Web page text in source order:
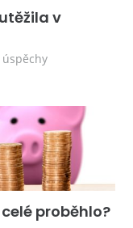
v
úspěchy
proběhlo?